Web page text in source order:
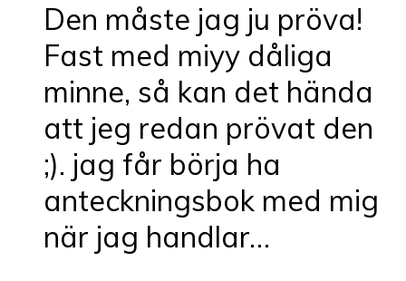
Den måste jag ju pröva!
Fast med miyy dåliga
minne, så kan det hända
att jeg redan prövat den
;). jag får börja ha
anteckningsbok med mig
när jag handlar…